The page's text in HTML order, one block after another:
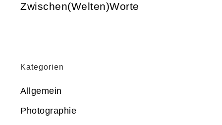
Zwischen(Welten)Worte
Kategorien
Allgemein
Photographie